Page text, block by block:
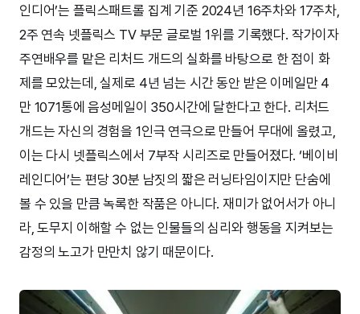
인디어’는 플릭스패트롤 집계 기준 2024년 16주차와 17주차,
2주 연속 넷플릭스 TV 부문 글로벌 1위를 기록했다. 작가이자
주연배우를 맡은 리처드 개드의 실화를 바탕으로 한 점이 화
제를 모았는데, 실제로 4년 넘는 시간 동안 받은 이메일만 4
만 1071통에 음성메일이 350시간에 달한다고 한다. 리처드
개드는 자신의 경험을 1인극 연극으로 만들어 무대에 올렸고,
이는 다시 넷플릭스에서 7부작 시리즈로 만들어졌다. ‘베이비
레인디어’는 편당 30분 남짓의 짧은 러닝타임이지만 단숨에
볼 수 있을 만큼 녹록한 작품은 아니다. 재미가 없어서가 아니
라, 도무지 이해할 수 없는 인물들의 심리와 행동을 지켜보는
감정의 노고가 만만치 않기 때문이다.